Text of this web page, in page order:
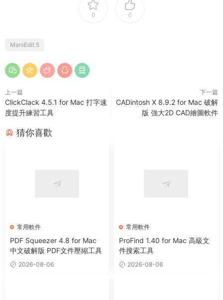
0 0
MarsEdit 5
上一篇
ClickClack 4.5.1 for Mac 打字速
度提升練習工具
下一篇
CADintosh X 8.9.2 for Mac 破解
版 強大2D CAD繪圖軟件
猜你喜歡
常用軟件
PDF Squeezer 4.8 for Mac
中文破解版 PDF文件壓縮工具
2026-08-06
常用軟件
ProFind 1.40 for Mac 高級文
件搜索工具
2026-08-06